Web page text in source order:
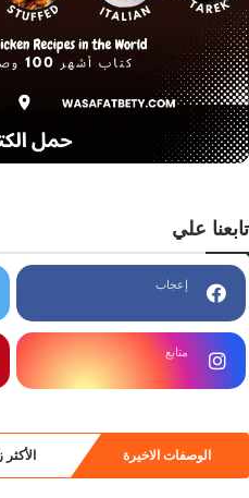
تابعنا علي
إعجاب
متابع
الوصفات الاخيرة الأكثر